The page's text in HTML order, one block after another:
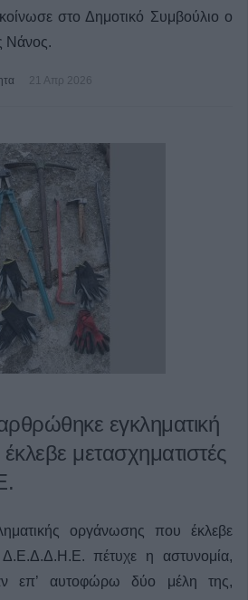
στο Δημοτικό Συμβούλιο ο
Νάνος.
21 Απρ 2026
εγκληματική
μετασχηματιστές
οργάνωσης που έκλεβε
Δ.Ε.Δ.Δ.Η.Ε. πέτυχε η αστυνομία,
επ’ αυτοφώρω δύο μέλη της,